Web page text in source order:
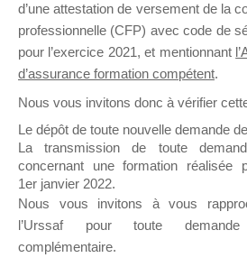
Ce groupe est destiné aux
Formation qui souhaitent
Propositions Mallette du
sur lequel il est possible de
ou poser une question.
NB : Il est nécessaire d’être
pouvoir rejoindre ce groupe
d’une attestation de versement de la
professionnelle (CFP) avec code de
pour l’exercice 2021, et mentionnant
d’assurance formation compétent.
Nous vous invitons donc à vérifier
Le dépôt de toute nouvelle demande
La transmission de toute
concernant une formation réalisée
1er janvier 2022.
Nous vous invitons à vous
l’Urssaf pour toute
complémentaire.